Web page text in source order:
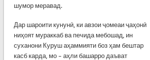
шумор меравад.
Дар шароити кунунӣ, ки авзои ҷомеаи ҷаҳонӣ
ниҳоят мураккаб ва печида мебошад, ин
суханони Куруш аҳаммияти боз ҳам бештар
касб карда, мо – аҳли башарро даъват